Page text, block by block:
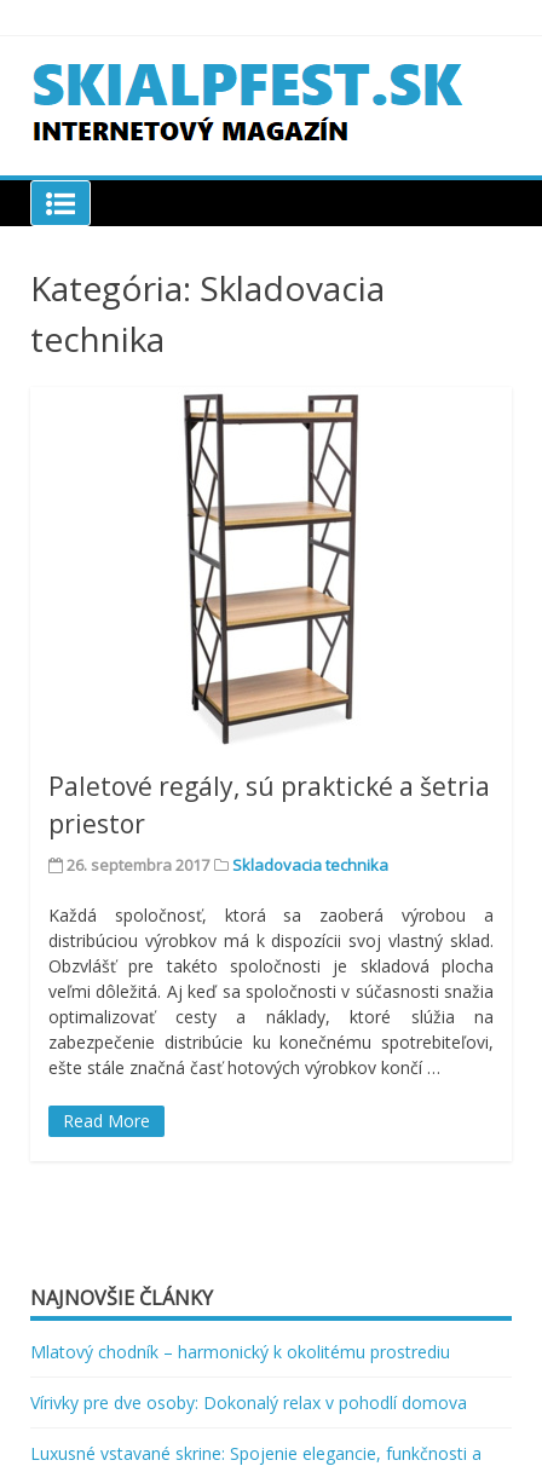
content
SKIAPLFEST.SK
Kategória: Skladovacia
technika
Paletové regály, sú praktické a šetria
priestor
26. septembra 2017 Skladovacia technika
Každá spoločnosť, ktorá sa zaoberá výrobou a
distribúciou výrobkov má k dispozícii svoj vlastný sklad.
Obzvlášť pre takéto spoločnosti je skladová plocha
veľmi dôležitá. Aj keď sa spoločnosti v súčasnosti snažia
optimalizovať cesty a náklady, ktoré slúžia na
zabezpečenie distribúcie ku konečnému spotrebiteľovi,
ešte stále značná časť hotových výrobkov končí …
Read More
NAJNOVŠIE ČLÁNKY
Mlatový chodník – harmonický k okolitému prostrediu
Vírivky pre dve osoby: Dokonalý relax v pohodlí domova
Luxusné vstavané skrine: Spojenie elegancie, funkčnosti a